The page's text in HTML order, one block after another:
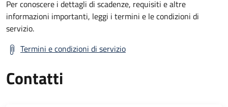
Per conoscere i dettagli di scadenze, requisiti e altre
informazioni importanti, leggi i termini e le condizioni di
servizio.
Termini e condizioni di servizio
Contatti